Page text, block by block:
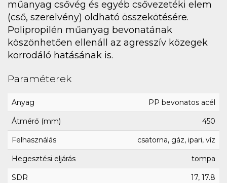
műanyag csővég és egyéb csővezetéki elem
(cső, szerelvény) oldható összekötésére.
Polipropilén műanyag bevonatának
köszönhetően ellenáll az agresszív közegek
korrodáló hatásának is.
Paraméterek
Anyag PP bevonatos acél
Átmérő (mm) 450
Felhasználás csatorna, gáz, ipari, víz
Hegesztési eljárás tompa
SDR 17, 17.8